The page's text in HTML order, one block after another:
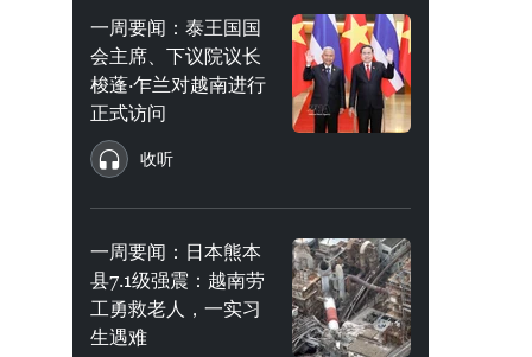
一周要闻：泰王国国
会主席、下议院议长
梭蓬·乍兰对越南进行
正式访问
收听
一周要闻：日本熊本
县7.1级强震：越南劳
工勇救老人，一实习
生遇难